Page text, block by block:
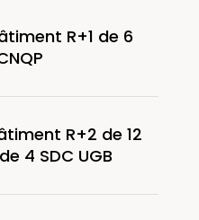
R+1 de 6
R+2 de 12
4 SDC UGB